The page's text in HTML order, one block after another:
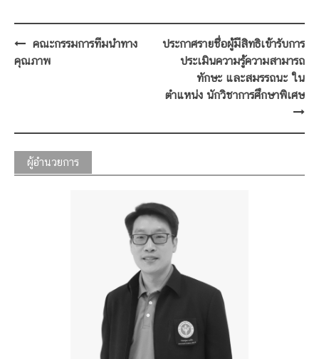
Post
navigation
คณะกรรมการทีมนำทาง
คุณภาพ
ประกาศรายชื่อผู้มีสิทธิเข้ารับการ
ประเมินความรู้ความสามารถ
ทักษะ และสมรรถนะ ใน
ตำแหน่ง นักวิชาการศึกษาพิเศษ
ผู้อำนวยการ